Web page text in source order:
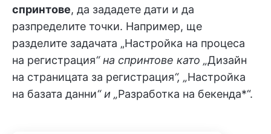
спринтове, да зададете дати и да
разпределите точки. Например, ще
разделите задачата „Настройка на процеса
на регистрация“ на спринтове като „Дизайн
на страницата за регистрация“, „Настройка
на базата данни“ и „Разработка на бекенда*“.